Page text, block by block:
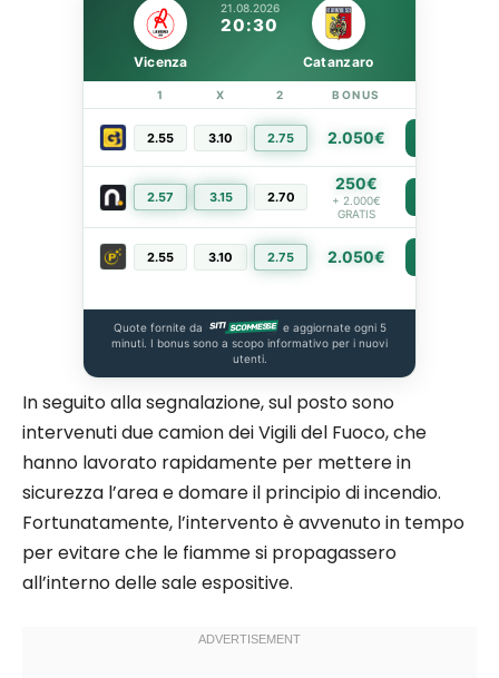
21.08.2026
20:30
Vicenza Catanzaro
1 X 2 BONUS
2.55 3.10 2.75 2.050€
2.57 3.15 2.70
250€
+ 2.000€
GRATIS
2.55 3.10 2.75 2.050€
Quote fornite da
e aggiornate ogni 5
minuti. I bonus sono a scopo informativo per i nuovi
utenti.
In seguito alla segnalazione, sul posto sono
intervenuti due camion dei Vigili del Fuoco, che
hanno lavorato rapidamente per mettere in
sicurezza l’area e domare il principio di incendio.
Fortunatamente, l’intervento è avvenuto in tempo
per evitare che le fiamme si propagassero
all’interno delle sale espositive.